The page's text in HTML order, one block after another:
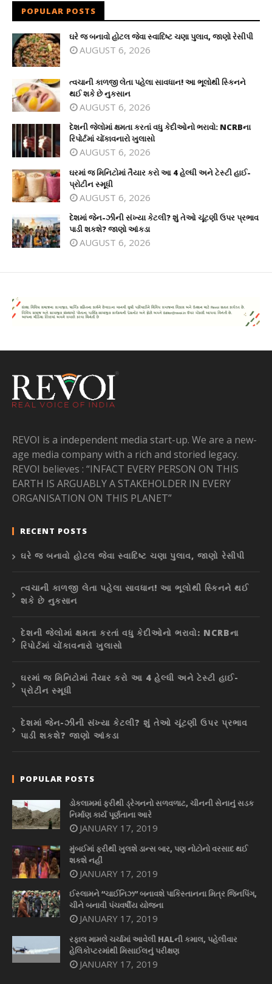
POPULAR POSTS
ઘરે જ બનાવો હોટલ જેવા સ્વાદિષ્ટ ચણા પુલાવ, જાણો રેસીપી
AUGUST 6, 2026
ત્વચાની કાળજી લેતા પહેલા સાવધાન! આ ભૂલોથી સ્કિનને
થઈ શકે છે નુકસાન
AUGUST 6, 2026
દેશની જેલોમાં ક્ષમતા કરતાં વધુ કેદીઓનો ભરાવો: NCRBના
રિપોર્ટમાં ચોંકાવનારો ખુલાસો
AUGUST 6, 2026
ઘરમાં જ મિનિટોમાં તૈયાર કરો આ 4 હેલ્ધી અને ટેસ્ટી હાઈ-
પ્રોટીન સ્મૂધી
AUGUST 6, 2026
દેશમાં જેન-ઝીની સંખ્યા કેટલી? શું તેઓ ચૂંટણી ઉપર પ્રભાવ
પાડી શકશે? જાણો આંકડા
AUGUST 6, 2026
REVOI is a independent media start-up. We are a new-
age media company with a rich and storied legacy.
REVOI believes : “INFACT EVERY PERSON ON THIS
EARTH IS ARGUABLY A STAKEHOLDER IN EVERY
ORGANISATION ON THIS PLANET”
RECENT POSTS
ઘરે જ બનાવો હોટલ જેવા સ્વાદિષ્ટ ચણા પુલાવ, જાણો રેસીપી
ત્વચાની કાળજી લેતા પહેલા સાવધાન! આ ભૂલોથી સ્કિનને થઈ
શકે છે નુકસાન
દેશની જેલોમાં ક્ષમતા કરતાં વધુ કેદીઓનો ભરાવો: NCRBના
રિપોર્ટમાં ચોંકાવનારો ખુલાસો
ઘરમાં જ મિનિટોમાં તૈયાર કરો આ 4 હેલ્ધી અને ટેસ્ટી હાઈ-
પ્રોટીન સ્મૂધી
દેશમાં જેન-ઝીની સંખ્યા કેટલી? શું તેઓ ચૂંટણી ઉપર પ્રભાવ
પાડી શકશે? જાણો આંકડા
POPULAR POSTS
ડોકલામમાં ફરીથી ડ્રેગનનો સળવળાટ, ચીનની સેનાનું સડક
નિર્માણ કાર્ય પૂર્ણતાના આરે
JANUARY 17, 2019
મુંબઈમાં ફરીથી ખુલશે ડાન્સ બાર, પણ નોટોનો વરસાદ થઈ
શકશે નહીં
JANUARY 17, 2019
ઈસ્લામને “ચાઈનિઝ” બનાવશે પાકિસ્તાનના મિત્ર જિનપિંગ,
ચીને બનાવી પંચવર્ષીય યોજના
JANUARY 17, 2019
રફાલ મામલે ચર્ચામાં આવેલી HALની કમાલ, પહેલીવાર
હેલિકોપ્ટરમાંથી મિસાઈલનું પરીક્ષણ
JANUARY 17, 2019